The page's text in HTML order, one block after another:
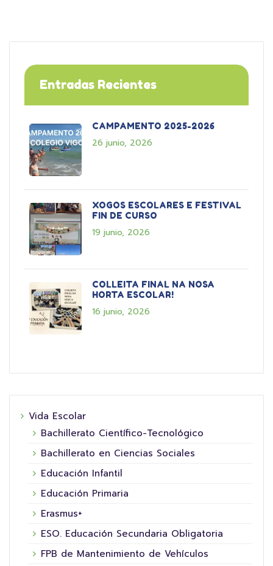
Entradas Recientes
CAMPAMENTO 2025-2026
26 junio, 2026
XOGOS ESCOLARES E FESTIVAL
FIN DE CURSO
19 junio, 2026
COLLEITA FINAL NA NOSA
HORTA ESCOLAR!
16 junio, 2026
Vida Escolar
Bachillerato Científico-Tecnológico
Bachillerato en Ciencias Sociales
Educación Infantil
Educación Primaria
Erasmus+
ESO. Educación Secundaria Obligatoria
FPB de Mantenimiento de Vehículos